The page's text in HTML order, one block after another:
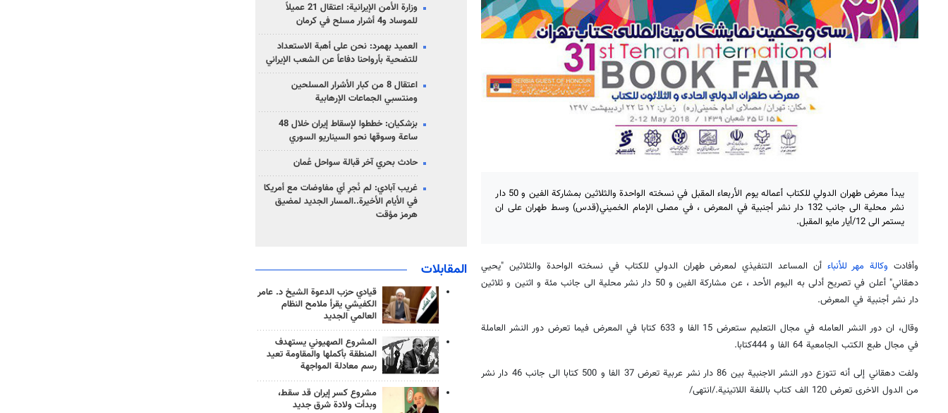
يبدأ معرض طهران الدولي للكتاب أعماله يوم الأربعاء المقبل في نسخته الواحدة والثلاثين بمشاركة الفين و 50 دار
نشر محلية الى جانب 132 دار نشر أجنبية في المعرض ، في مصلى الإمام الخميني(قدس) وسط طهران على ان
يستمر الى 12/أيار مايو المقبل.
وأفادت وكالة مهر للأنباء أن المساعد التنفيذي لمعرض طهران الدولي للكتاب في نسخته الواحدة والثلاثين "يحيي
دهقاني" أعلن في تصريح أدلى به اليوم الأحد ، عن مشاركة الفين و 50 دار نشر محلية الى جانب مئة و اثنين و ثلاثين
دار نشر أجنبية في المعرض.
وقال، ان دور النشر العامله في مجال التعليم ستعرض 15 الفا و 633 كتابا في المعرض فيما تعرض دور النشر العاملة
في مجال طبع الكتب الجامعية 64 الفا و 444كتابا.
ولفت دهقاني إلى أنه تتوزع دور النشر الاجنبية بين 86 دار نشر عربية تعرض 37 الفا و 500 كتابا الى جانب 46 دار نشر
من الدول الاخرى تعرض 120 الف كتاب باللغة اللاتينية./انتهى/
وزارة الأمن الإيرانية: اعتقال 21 عميلاً
للموساد و4 أشرار مسلح في كرمان
العميد بهمرد: نحن على أهبة الاستعداد
للتضحية بأرواحنا دفاعاً عن الشعب الإيراني
اعتقال 8 من كبار الأشرار المسلحين
ومنتسبي الجماعات الإرهابية
بزشكيان: خططوا لإسقاط إيران خلال 48
ساعة وسوقها نحو السيناريو السوري
حادث بحري آخر قبالة سواحل عُمان
غريب آبادي: لم نُجرِ أي مفاوضات مع أمريكا
في الأيام الأخيرة..المسار الجديد لمضيق
هرمز مؤقت
المقابلات
قيادي حزب الدعوة الشيخ د. عامر
الكفيشي يقرأ ملامح النظام
العالمي الجديد
المشروع الصهيوني يستهدف
المنطقة بأكملها والمقاومة تعيد
رسم معادلة المواجهة
مشروع كسر إيران قد سقط،
وبدأت ولادة شرق جديد